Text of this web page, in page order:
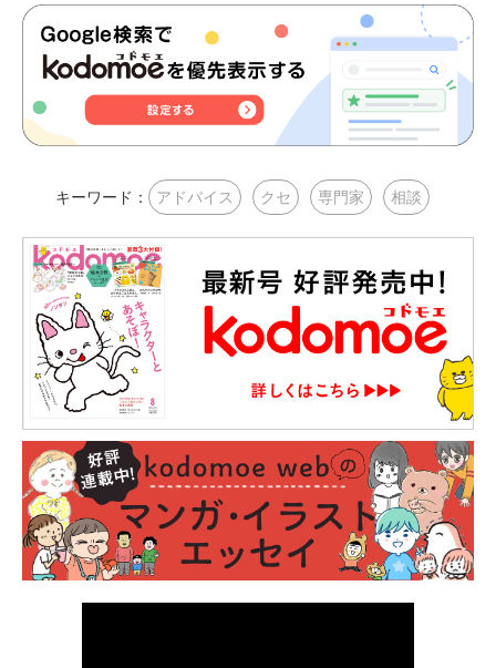
キーワード： アドバイス クセ 専門家 相談